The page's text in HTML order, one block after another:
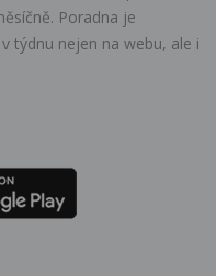
Poradna je
týdnu nejen na webu, ale i